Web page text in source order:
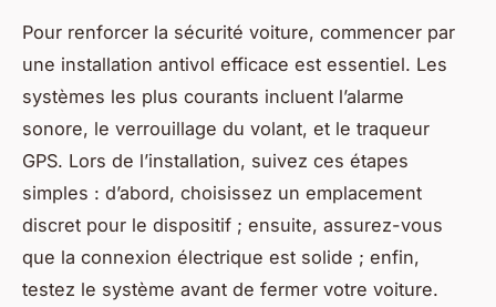
Pour renforcer la sécurité voiture, commencer par
une installation antivol efficace est essentiel. Les
systèmes les plus courants incluent l’alarme
sonore, le verrouillage du volant, et le traqueur
GPS. Lors de l’installation, suivez ces étapes
simples : d’abord, choisissez un emplacement
discret pour le dispositif ; ensuite, assurez-vous
que la connexion électrique est solide ; enfin,
testez le système avant de fermer votre voiture.